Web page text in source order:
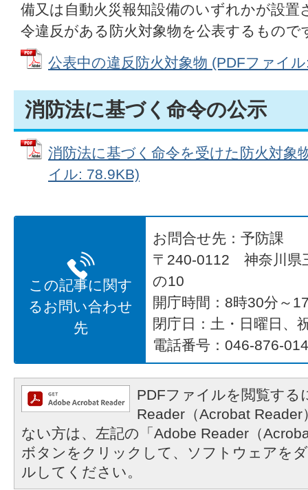
備又は自動火災報知設備のいずれかが設置
令違反がある防火対象物を公表するもので
公表中の違反防火対象物 (PDFファイ
消防法に基づく命令の公示
消防法に基づく命令を受けた防火対象
イル: 78.9KB)
この記事に関す
るお問い合わせ
先
お問合せ先：予防課
〒240-0112 神奈川県
の10
開庁時間：8時30分～
閉庁日：土・日曜日、
電話番号：046-876-
PDFファイルを閲覧する
Reader（Acrobat
ない方は、左記の「Adobe Reader（
ボタンをクリックして、ソフトウェアを
ルしてください。